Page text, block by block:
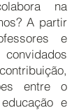
na
A partir
e
entre o
e